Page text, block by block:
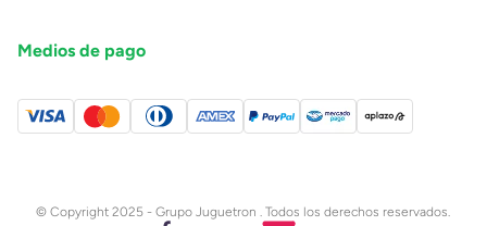
Medios de pago
© Copyright 2025 - Grupo Juguetron . Todos los derechos reservados.